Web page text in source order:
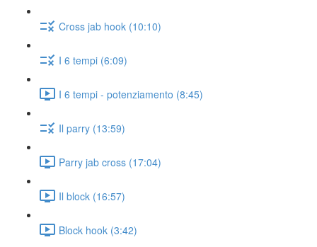
Cross jab hook (10:10)
I 6 tempi (6:09)
I 6 tempi - potenziamento (8:45)
Il parry (13:59)
Parry jab cross (17:04)
Il block (16:57)
Block hook (3:42)